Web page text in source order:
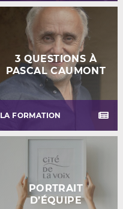
LA FORMATION
3 QUESTIONS À
PASCAL CAUMONT
PORTRAIT
D’ÉQUIPE